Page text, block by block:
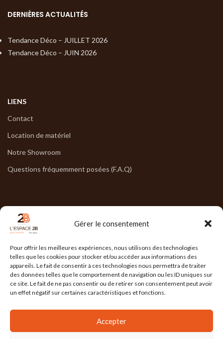
Gérer le consentement
Pour offrir les meilleures expériences, nous utilisons des technologies
telles que les cookies pour stocker et/ou accéder aux informations des
appareils. Le fait de consentir à ces technologies nous permettra de traiter
des données telles que le comportement de navigation ou les ID uniques sur
ce site. Le fait de ne pas consentir ou de retirer son consentement peut avoir
un effet négatif sur certaines caractéristiques et fonctions.
Accepter
DERNIÈRES ACTUALITÉS
Tendance Déco – JUILLET 2026
Tendance Déco – JUIN 2026
LIENS
Contact
Location de matériel
Notre Showroom
Questions fréquemment posées (F.A.Q)
NOS HORAIRES
Lun : 7h30/17h30
Mar : 7h30/17h30
Mer : 7h30/17h30
Jeu : 7h30/17h30